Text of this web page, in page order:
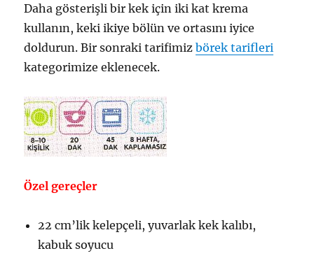
Daha gösterişli bir kek için iki kat krema
kullanın, keki ikiye bölün ve ortasını iyice
doldurun. Bir sonraki tarifimizbörek tarifleri
kategorimize eklenecek.
Özel gereçler
22 cm’lik kelepçeli, yuvarlak kek kalıbı,
kabuk soyucu